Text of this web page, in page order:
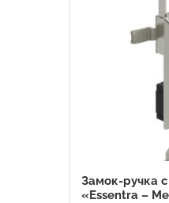
Замок-ручка
«Essentra –